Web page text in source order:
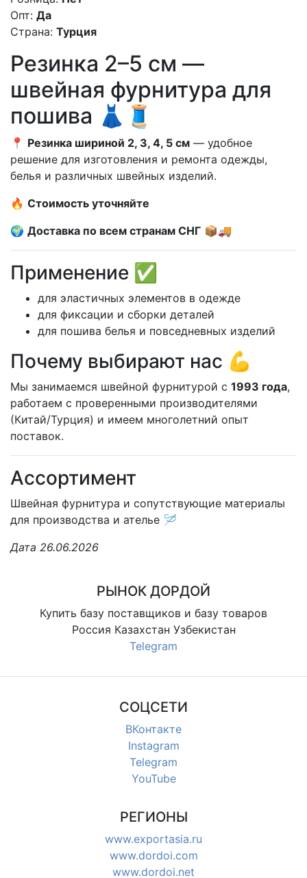
Опт: Да
Страна: Турция
Резинка 2–5 см —
швейная фурнитура для
пошива 👗🧵
📍 Резинка шириной 2, 3, 4, 5 см — удобное
решение для изготовления и ремонта одежды,
белья и различных швейных изделий.
🔥 Стоимость уточняйте
🌍 Доставка по всем странам СНГ 📦🚚
Применение ✅
для эластичных элементов в одежде
для фиксации и сборки деталей
для пошива белья и повседневных изделий
Почему выбирают нас 💪
Мы занимаемся швейной фурнитурой с 1993 года,
работаем с проверенными производителями
(Китай/Турция) и имеем многолетний опыт
поставок.
Ассортимент
Швейная фурнитура и сопутствующие материалы
для производства и ателье 🪡
Дата 26.06.2026
РЫНОК ДОРДОЙ
Купить базу поставщиков и базу товаров
Россия Казахстан Узбекистан
Telegram
СОЦСЕТИ
ВКонтакте
Instagram
Telegram
YouTube
РЕГИОНЫ
www.exportasia.ru
www.dordoi.com
www.dordoi.net